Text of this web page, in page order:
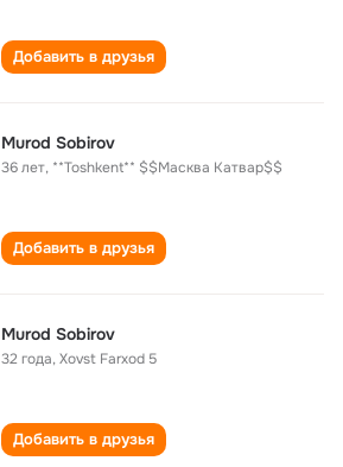
Добавить в друзья
Murod Sobirov
36 лет, **Toshkent** $$Масква Катвар$$
Добавить в друзья
Murod Sobirov
32 года,Xovst Farxod 5
Добавить в друзья